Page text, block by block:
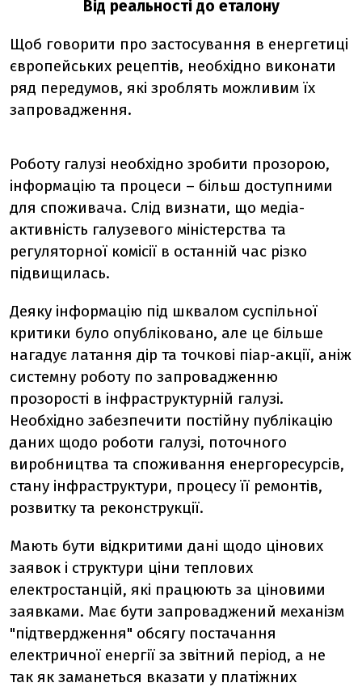
Від реальності до еталону
Щоб говорити про застосування в енергетиці
європейських рецептів, необхідно виконати
ряд передумов, які зроблять можливим їх
запровадження.
Роботу галузі необхідно зробити прозорою,
інформацію та процеси – більш доступними
для споживача. Слід визнати, що медіа-
активність галузевого міністерства та
регуляторної комісії в останній час різко
підвищилась.
Деяку інформацію під шквалом суспільної
критики було опубліковано, але це більше
нагадує латання дір та точкові піар-акції, аніж
системну роботу по запровадженню
прозорості в інфраструктурній галузі.
Необхідно забезпечити постійну публікацію
даних щодо роботи галузі, поточного
виробництва та споживання енергоресурсів,
стану інфраструктури, процесу її ремонтів,
розвитку та реконструкції.
Мають бути відкритими дані щодо цінових
заявок і структури ціни теплових
електростанцій, які працюють за ціновими
заявками. Має бути запроваджений механізм
"підтвердження" обсягу постачання
електричної енергії за звітний період, а не
так як заманеться вказати у платіжних